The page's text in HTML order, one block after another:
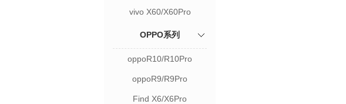
vivo X60/X60Pro
OPPO系列
oppoR10/R10Pro
oppoR9/R9Pro
Find X6/X6Pro